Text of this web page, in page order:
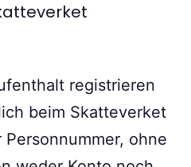
registrieren
beim Skatteverket
ohne